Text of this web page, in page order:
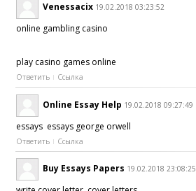
Venessacix 19.02.2018 03:23:52
online gambling casino
play casino games online
Ответить Ссылка
Online Essay Help 19.02.2018 09:27:49
essays essays george orwell
Ответить Ссылка
Buy Essays Papers 19.02.2018 23:08:25